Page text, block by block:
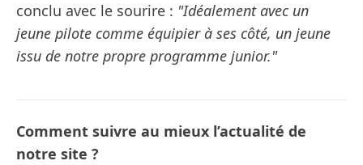
conclu avec le sourire : "Idéalement avec un
jeune pilote comme équipier à ses côté, un jeune
issu de notre propre programme junior."
Comment suivre au mieux l’actualité de
notre site ?